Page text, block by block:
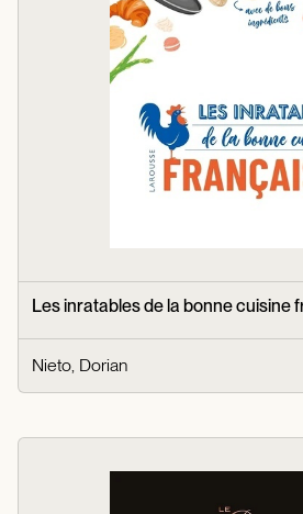
Les inratables de la bonne cuisine
Nieto, Dorian